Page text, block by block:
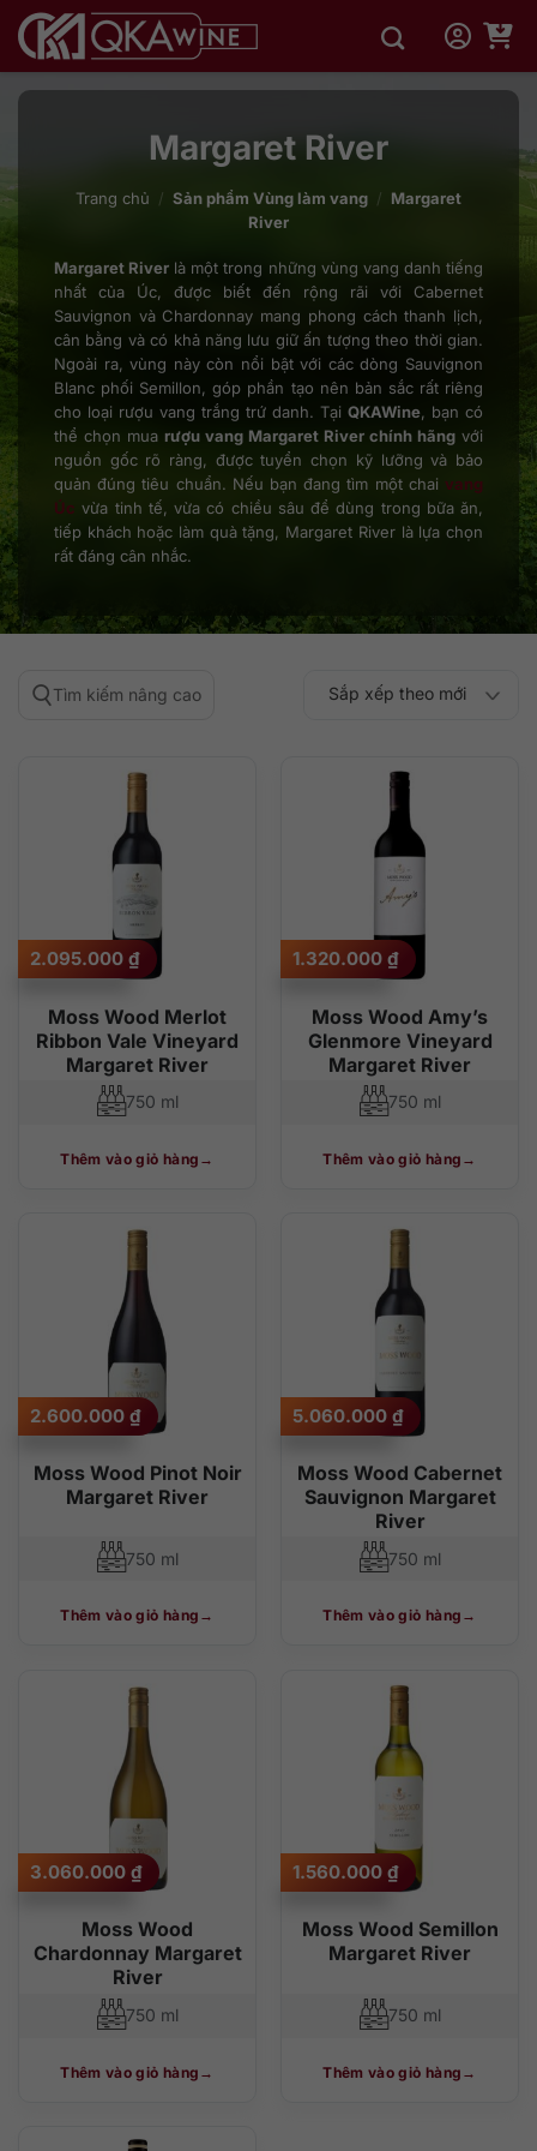
qua
dung
Margaret River
Trang chủ / Sản phẩm Vùng làm vang / Margaret
River
Margaret River là một trong những vùng vang danh tiếng
nhất của Úc, được biết đến rộng rãi với Cabernet
Sauvignon và Chardonnay mang phong cách thanh lịch,
cân bằng và có khả năng lưu giữ ấn tượng theo thời gian.
Ngoài ra, vùng này còn nổi bật với các dòng Sauvignon
Blanc phối Semillon, góp phần tạo nên bản sắc rất riêng
cho loại rượu vang trắng trứ danh. Tại QKAWine, bạn có
thể chọn mua rượu vang Margaret River chính hãng với
nguồn gốc rõ ràng, được tuyển chọn kỹ lưỡng và bảo
quản đúng tiêu chuẩn. Nếu bạn đang tìm một chai vang
Úc vừa tinh tế, vừa có chiều sâu để dùng trong bữa ăn,
tiếp khách hoặc làm quà tặng, Margaret River là lựa chọn
rất đáng cân nhắc.
Tìm kiếm nâng cao Sắp xếp theo
độ phổ biến
Sắp xếp theo mới
thấp đến cao
cao đến thấp
Moss Wood Merlot
Ribbon Vale Vineyard
Margaret River
2.095.000 ₫
750 ml
Thêm vào giỏ hàng
Moss Wood Amy’s
Glenmore Vineyard
Margaret River
1.320.000 ₫
750 ml
Thêm vào giỏ hàng
Moss Wood Pinot Noir
Margaret River
2.600.000 ₫
750 ml
Thêm vào giỏ hàng
Moss Wood Cabernet
Sauvignon Margaret
River
5.060.000 ₫
750 ml
Thêm vào giỏ hàng
Moss Wood
Chardonnay Margaret
River
3.060.000 ₫
750 ml
Thêm vào giỏ hàng
Moss Wood Semillon
Margaret River
1.560.000 ₫
750 ml
Thêm vào giỏ hàng